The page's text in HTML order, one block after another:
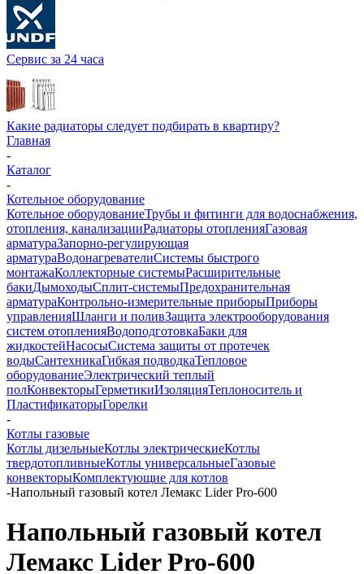
Сервис за 24 часа
Какие радиаторы следует подбирать в квартиру?
Главная
-
Каталог
-
Котельное оборудование
Котельное оборудованиеТрубы и фитинги для водоснабжения,
отопления, канализацииРадиаторы отопленияГазовая
арматураЗапорно-регулирующая
арматураВодонагревателиСистемы быстрого
монтажаКоллекторные системыРасширительные
бакиДымоходыСплит-системыПредохранительная
арматураКонтрольно-измерительные приборыПриборы
управленияШланги и поливЗащита электрооборудования
систем отопленияВодоподготовкаБаки для
жидкостейНасосыСистема защиты от протечек
водыСантехникаГибкая подводкаТепловое
оборудованиеЭлектрический теплый
полКонвекторыГерметикиИзоляцияТеплоноситель и
ПластификаторыГорелки
-
Котлы газовые
Котлы дизельныеКотлы электрическиеКотлы
твердотопливныеКотлы универсальныеГазовые
конвекторыКомплектующие для котлов
-Напольный газовый котел Лемакс Lider Pro-600
Напольный газовый котел
Лемакс Lider Pro-600